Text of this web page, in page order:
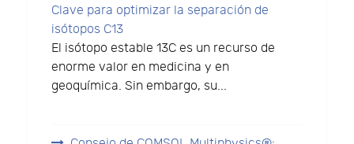
Clave para optimizar la separación de
isótopos C13
El isótopo estable 13C es un recurso de
enorme valor en medicina y en
geoquímica. Sin embargo, su...